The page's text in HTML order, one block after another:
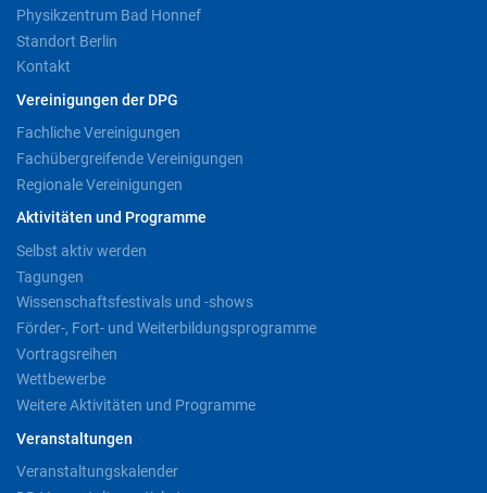
Physikzentrum Bad Honnef
Standort Berlin
Kontakt
Vereinigungen der DPG
Fachliche Vereinigungen
Fachübergreifende Vereinigungen
Regionale Vereinigungen
Aktivitäten und Programme
Selbst aktiv werden
Tagungen
Wissenschaftsfestivals und -shows
Förder-, Fort- und Weiterbildungsprogramme
Vortragsreihen
Wettbewerbe
Weitere Aktivitäten und Programme
Veranstaltungen
Veranstaltungskalender